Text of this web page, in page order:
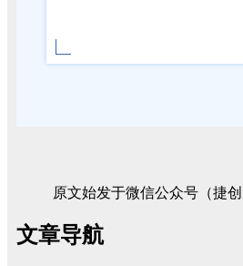
原文始发于微信公众号（捷创
文章导航